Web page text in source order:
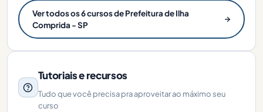
Ver todos os 6 cursos de Prefeitura de Ilha
Comprida - SP
Tutoriais e recursos
Tudo que você precisa pra aproveitar ao máximo seu
curso